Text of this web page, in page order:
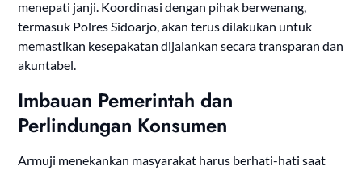
menepati janji. Koordinasi dengan pihak berwenang,
termasuk Polres Sidoarjo, akan terus dilakukan untuk
memastikan kesepakatan dijalankan secara transparan dan
akuntabel.
Imbauan Pemerintah dan
Perlindungan Konsumen
Armuji menekankan masyarakat harus berhati-hati saat